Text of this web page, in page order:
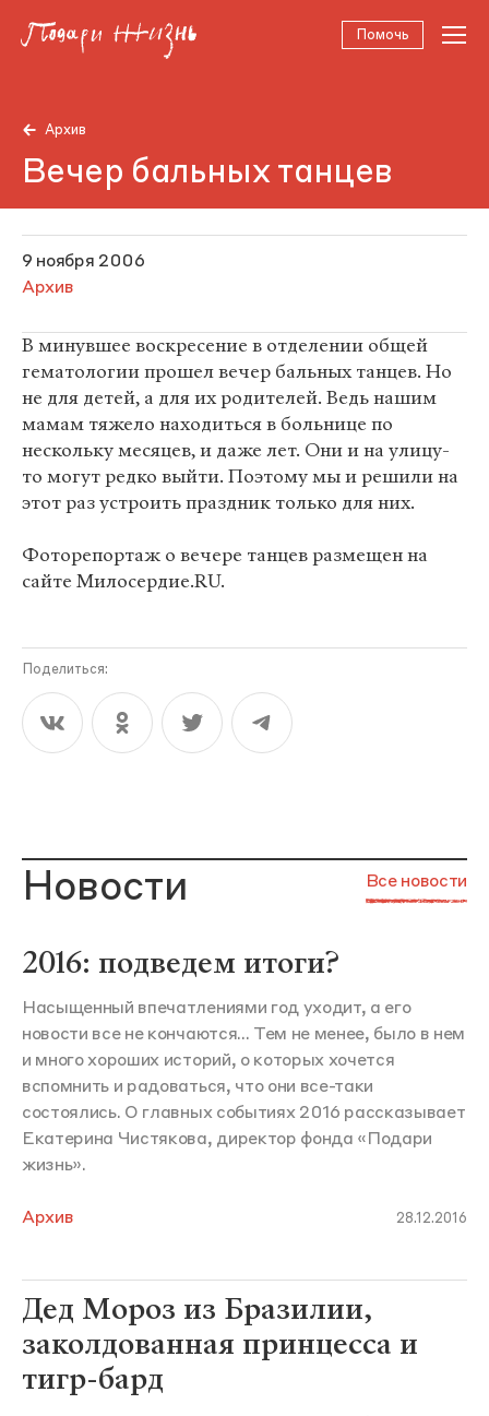
Помочь
Архив
Вечер бальных танцев
9 ноября 2006
Архив
В минувшее воскресение в отделении общей
гематологии прошел вечер бальных танцев. Но
не для детей, а для их родителей. Ведь нашим
мамам тяжело находиться в больнице по
нескольку месяцев, и даже лет. Они и на улицу-
то могут редко выйти. Поэтому мы и решили на
этот раз устроить праздник только для них.
Фоторепортаж о вечере танцев размещен на
сайте Милосердие.RU.
Поделиться:
Новости Все новости
2016: подведем итоги?
Насыщенный впечатлениями год уходит, а его
новости все не кончаются... Тем не менее, было в нем
и много хороших историй, о которых хочется
вспомнить и радоваться, что они все-таки
состоялись. О главных событиях 2016 рассказывает
Екатерина Чистякова, директор фонда «Подари
жизнь».
Архив 28.12.2016
Дед Мороз из Бразилии,
заколдованная принцесса и
тигр-бард